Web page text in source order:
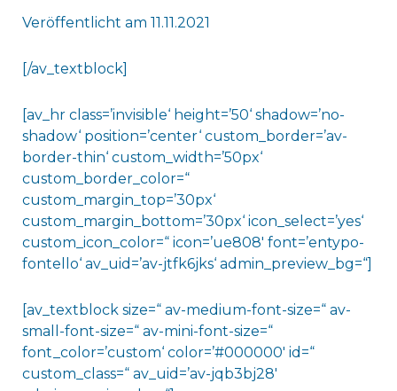
Veröffentlicht am 11.11.2021
[/av_textblock]
[av_hr class=’invisible‘ height=’50‘ shadow=’no-
shadow‘ position=’center‘ custom_border=’av-
border-thin‘ custom_width=’50px‘
custom_border_color=“
custom_margin_top=’30px‘
custom_margin_bottom=’30px‘ icon_select=’yes‘
custom_icon_color=“ icon=’ue808′ font=’entypo-
fontello‘ av_uid=’av-jtfk6jks‘ admin_preview_bg=“]
[av_textblock size=“ av-medium-font-size=“ av-
small-font-size=“ av-mini-font-size=“
font_color=’custom‘ color=’#000000′ id=“
custom_class=“ av_uid=’av-jqb3bj28′